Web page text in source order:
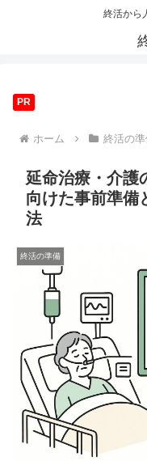
終活から
PR
ホーム 終活の準
延命治療・介護
向けた事前準備
法
終活の準備